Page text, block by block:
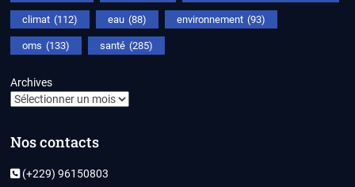
climat (112) eau (88) environnement (93)
oms (133) santé (285)
Archives
Nos contacts
(+229) 96150803